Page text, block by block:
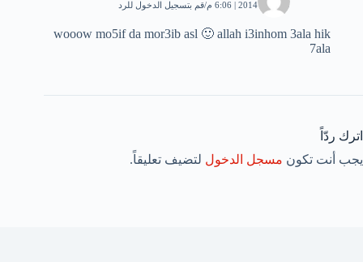
29 يناير، 2014 | 6:06 م قم بتسجيل الدخول للرد
wooow mo5if da mor3ib asl 🙂 allah i3inhom 3ala hik
7ala
اترك ردّاً
يجب أنت تكون مسجل الدخول لتضيف تعليقاً.